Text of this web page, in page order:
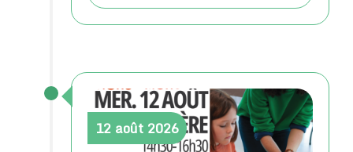
12 août 2026